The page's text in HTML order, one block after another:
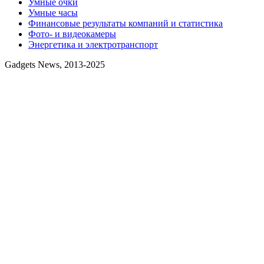
Умные часы
Финансовые результаты компаний и статистика
Фото- и видеокамеры
Энергетика и электротранспорт
Gadgets News, 2013-2025